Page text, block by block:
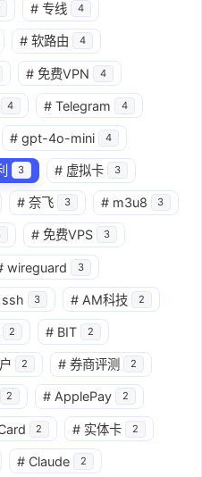
# 专线 4
# 软路由 4
# 免费VPN 4
4 # Telegram 4
# gpt-4o-mini 4
3 # 虚拟卡 3
# 奈飞 3 # m3u8 3
# 免费VPS 3
wireguard 3
ssh 3 # AM科技 2
2 # BIT 2
2 # 券商评测 2
2 # ApplePay 2
2 # 实体卡 2
# Claude 2